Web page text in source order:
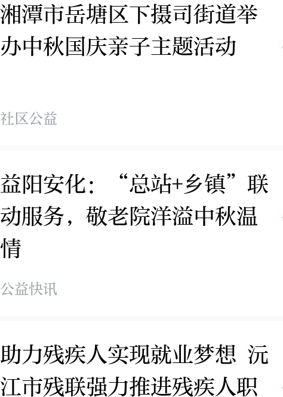
湘潭市岳塘区下摄司街道举
办中秋国庆亲子主题活动
社区公益
益阳安化：“总站+乡镇”联
动服务，敬老院洋溢中秋温
情
公益快讯
助力残疾人实现就业梦想 沅
江市残联强力推进残疾人职